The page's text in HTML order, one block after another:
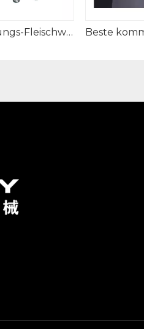
Hochleistungs-Fleischwolfschneider für den gewerblichen Gebrauch